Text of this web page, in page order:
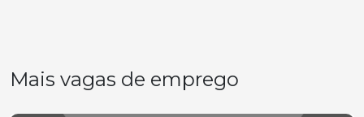
Mais vagas de emprego